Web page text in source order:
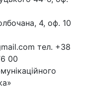
4, оф. 10
тел. +38
00